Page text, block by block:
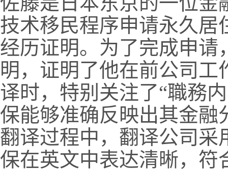
技术移民程序申请永久居
经历证明。为了完成申请
明，证明了他在前公司
译时，特别关注了“職務
保能够准确反映出其金融
翻译过程中，翻译公司采
保在英文中表达清晰，符